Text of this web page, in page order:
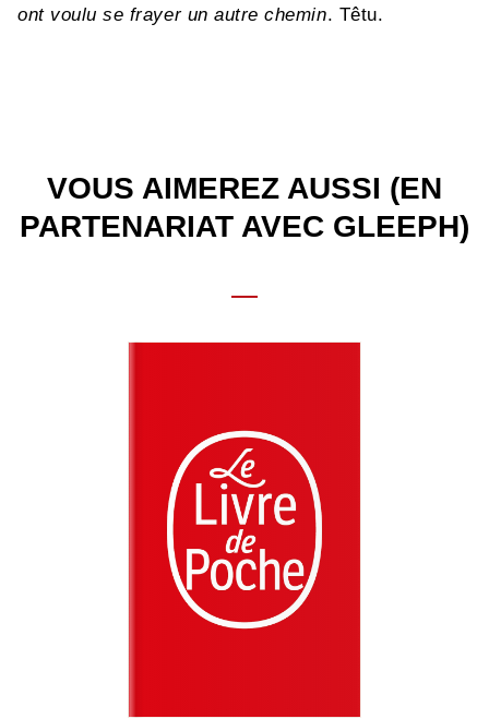
ont voulu se frayer un autre chemin. Têtu.
VOUS AIMEREZ AUSSI (EN
PARTENARIAT AVEC GLEEPH)